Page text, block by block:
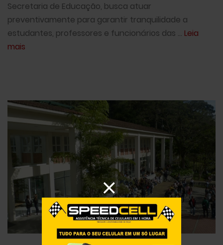
Secretaria de Educação, busca atuar
preventivamente para garantir tranquilidade a
estudantes, professores e funcionários das ... Leia
mais